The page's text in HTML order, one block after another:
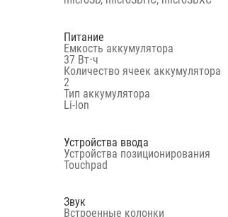
Питание
Емкость аккумулятора
37 Вт⋅ч
Количество ячеек аккумулятора
2
Тип аккумулятора
Li-Ion
Устройства ввода
Устройства позиционирования
Touchpad
Звук
Встроенные колонки